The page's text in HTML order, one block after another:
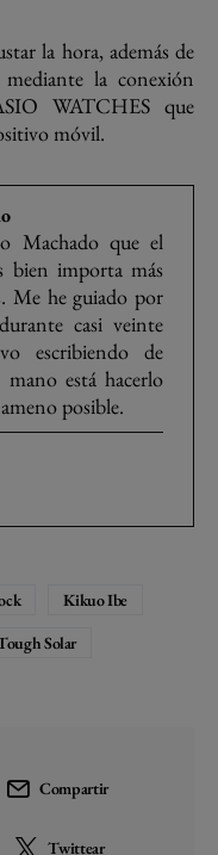
la hora, además de
la conexión
WATCHES que
móvil.
Machado que el
bien importa más
Me he guiado por
casi veinte
escribiendo de
está hacerlo
posible.
Kikuo Ibe
Solar
Compartir
Twittear